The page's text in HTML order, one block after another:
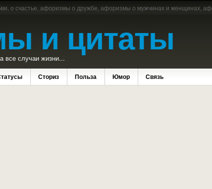
о счастье, афоризмы о дружбе, афоризмы о мужчинах и женщинах,
и цитаты
все случаи жизни...
Сториз Польза Юмор Связь